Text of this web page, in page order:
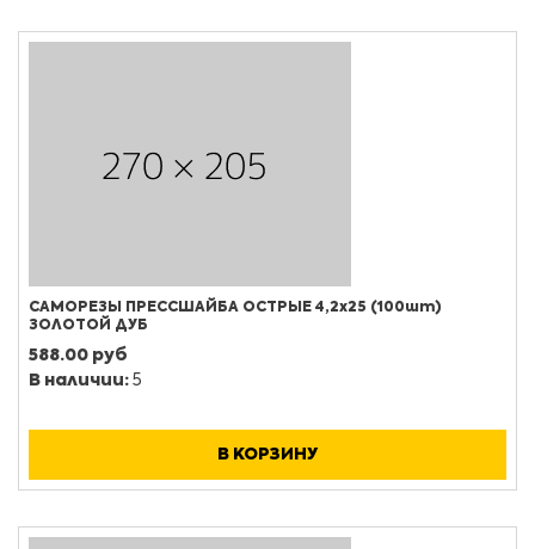
САМОРЕЗЫ ПРЕССШАЙБА ОСТРЫЕ 4,2х25 (100шт)
ЗОЛОТОЙ ДУБ
588.00 руб
В наличии: 5
В КОРЗИНУ